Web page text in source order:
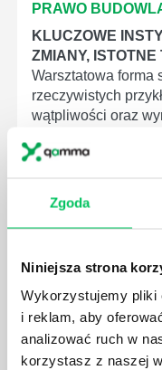
Zgoda
Niniejsza strona
Wykorzystujemy pliki
i reklam, aby
analizować ruch w
korzystasz z naszej
PRAWO
KLUCZOWE
ZMIANY,
Warsztatowa forma
rzeczywistych
wątpliwości oraz
doświadczeń z
Dowiedz się o